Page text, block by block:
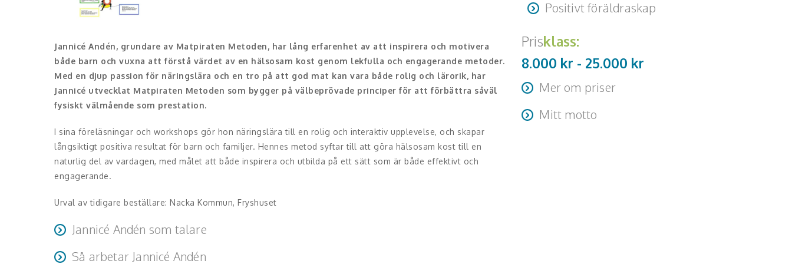
Jannicé Andén, grundare av Matpiraten Metoden, har lång erfarenhet av att inspirera och motivera
både barn och vuxna att förstå värdet av en hälsosam kost genom lekfulla och engagerande metoder.
Med en djup passion för näringslära och en tro på att god mat kan vara både rolig och lärorik, har
Jannicé utvecklat Matpiraten Metoden som bygger på välbeprövade principer för att förbättra såväl
fysiskt välmående som prestation.
I sina föreläsningar och workshops gör hon näringslära till en rolig och interaktiv upplevelse, och skapar
långsiktigt positiva resultat för barn och familjer. Hennes metod syftar till att göra hälsosam kost till en
naturlig del av vardagen, med målet att både inspirera och utbilda på ett sätt som är både effektivt och
engagerande.
Urval av tidigare beställare: Nacka Kommun, Fryshuset
Jannicé Andén som talare
Deltagare upplever Jannicé som kunnig, erfaren och med glimten i ögat. En mamma uttryckte att hon
Så arbetar Jannicé Andén
Positivt föräldraskap
Prisklass:
8.000 kr - 25.000 kr
Mer om priser
Resa + logi tillkommer
Mitt motto